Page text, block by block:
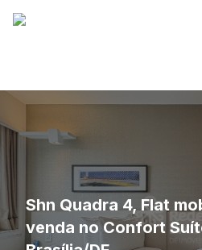
Shn Quadra 4, Flat
venda no Confort